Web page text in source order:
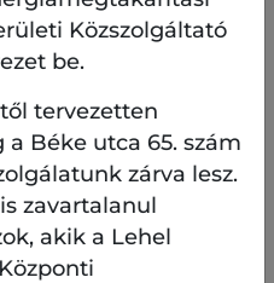
Közszolgáltató
be.
tervezetten
a Béke utca 65. szám
zárva lesz.
zavartalanul
akik a Lehel